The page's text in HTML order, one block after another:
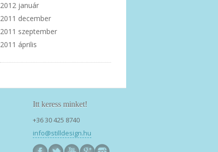
2012 január
2011 december
2011 szeptember
2011 április
Itt keress minket!
+36 30 425 8740
info@stilldesign.hu